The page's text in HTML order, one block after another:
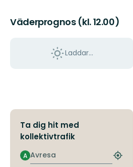
Väderprognos (kl. 12.00)
Laddar...
Ta dig hit med
kollektivtrafik
Avresa
A
Hitta